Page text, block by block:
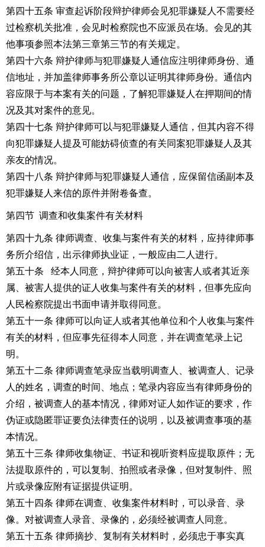
第四十五条 审查起诉阶段辩护律师会见犯罪嫌疑人不需要经
过检察机关批准，会见时检察院也不应派员在场。会见的其
他事项参照本法第三章第三节的有关规定。
第四十六条 辩护律师与犯罪嫌疑人通信应注明律师身份、通
信地址，并加盖律师事务所公章以证明其律师身份。通信内
容应限于与本案有关的问题，了解犯罪嫌疑人在押期间的情
况及其对案件的意见。
第四十七条 辩护律师可以与犯罪嫌疑人通信，但其内容不得
向犯罪嫌疑人提及可能妨碍侦查的有关同案犯罪嫌疑人及其
亲友的情况。
第四十八条 辩护律师与犯罪嫌疑人通信，应保留信函副本及
犯罪嫌疑人来信的原件并附卷备查。
第四节 调查和收集案件有关材料
第四十九条 律师调查、收集与案件有关的材料，应持律师事
务所介绍信，出示律师执业证，一般应由二人进行。
第五十条 经本人同意，辩护律师可以向被害人或者其近亲
属、被害人提供的证人收集与案件有关的材料，但事先应向
人民检察院提出书面申请并取得同意。
第五十一条 律师可以向证人或者其他单位和个人收集与案件
有关的材料，但应事先征得本人同意，并在调查笔录上记
明。
第五十二条 律师调查笔录应当载明调查人、被调查人、记录
人的姓名，调查的时间、地点；笔录内容应当有律师身份的
介绍，被调查人的基本情况，律师对证人如作证的要求，作
伪证或隐匿罪证要负法律责任的说明，以及被调查事项的基
本情况。
第五十三条 律师收集物证、书证和视听资料应提取原件；无
法提取原件的，可以复制、拍照或者录像，但对复制件、照
片或录像应附有证据提供证明。
第五十四条 律师在调查、收集案件材料时，可以录音、录
像。对被调查人录音、录像的，必须经被调查人同意。
第五十五条 律师摘抄、复制有关材料时，必须忠于事实真